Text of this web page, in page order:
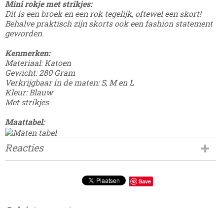
Mini rokje met strikjes:
Dit is een broek en een rok tegelijk, oftewel een skort!
Behalve praktisch zijn skorts ook een fashion statement
geworden.
Kenmerken:
Materiaal: Katoen
Gewicht: 280 Gram
Verkrijgbaar in de maten: S, M en L
Kleur: Blauw
Met strikjes
Maattabel:
Reacties
Save